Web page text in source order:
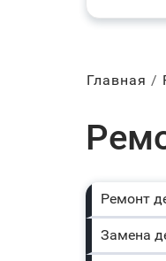
Главная
Ремонт
Замена